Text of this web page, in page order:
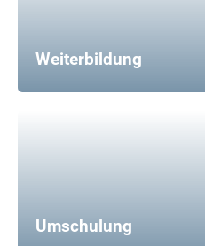
Weiterbildung
Umschulung